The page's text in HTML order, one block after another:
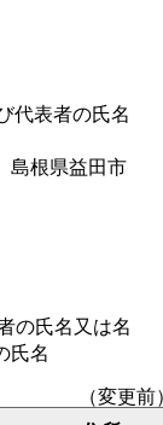
代表者の氏名
島根県益田市
の氏名又は名
氏名
（変更前